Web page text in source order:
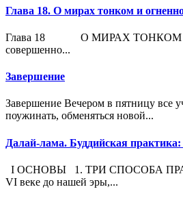
Глава 18. О мирах тонком и
Глава 18 О МИРАХ ТОНКОМ И
совершенно...
Завершение
Завершение Вечером в пятницу все
поужинать, обменяться новой...
Далай-лама. Буддийская
I ОСНОВЫ 1. ТРИ СПОСОБА
VI веке до нашей эры,...